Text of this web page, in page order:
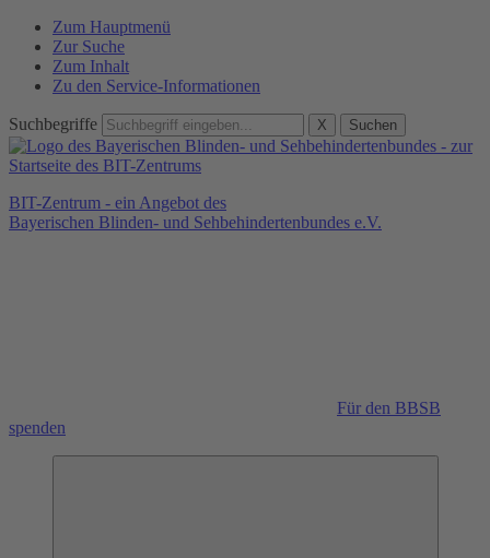
Zum Hauptmenü
Zur Suche
Zum Inhalt
Zu den Service-Informationen
Suchbegriffe X Suchen
BIT-Zentrum - ein Angebot des
Bayerischen Blinden- und Sehbehindertenbundes e.V.
Für den BBSB
spenden